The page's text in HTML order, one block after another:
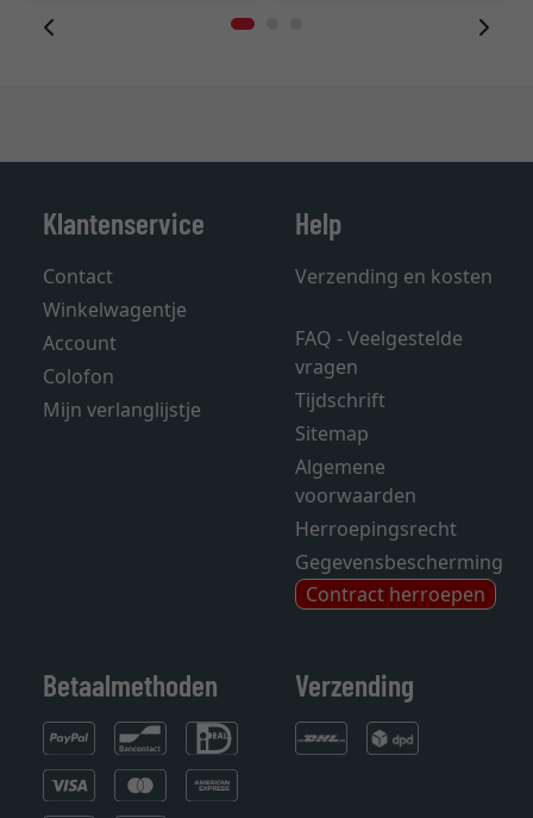
Klantenservice
Contact
Winkelwagentje
Account
Colofon
Mijn verlanglijstje
Help
Verzending en kosten
FAQ - Veelgestelde
vragen
Tijdschrift
Sitemap
Algemene
voorwaarden
Herroepingsrecht
Gegevensbescherming
Contract herroepen
Betaalmethoden Verzending